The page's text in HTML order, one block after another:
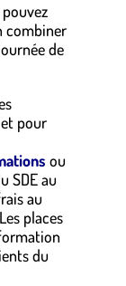
combiner
de
pour
ou
SDE au
au
places
du